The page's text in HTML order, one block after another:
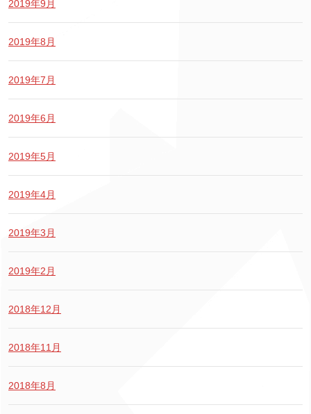
2019年9月
2019年8月
2019年7月
2019年6月
2019年5月
2019年4月
2019年3月
2019年2月
2018年12月
2018年11月
2018年8月